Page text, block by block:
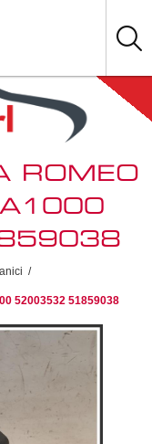
ROMEO
/
52003532 51859038